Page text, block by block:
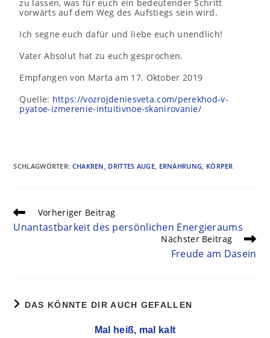
zu lassen, was für euch ein bedeutender Schritt
vorwärts auf dem Weg des Aufstiegs sein wird.
Ich segne euch dafür und liebe euch unendlich!
Vater Absolut hat zu euch gesprochen.
Empfangen von Marta am 17. Oktober 2019
Quelle: https://vozrojdeniesveta.com/perekhod-v-
pyatoe-izmerenie-intuitivnoe-skanirovanie/
SCHLAGWÖRTER: CHAKREN, DRITTES AUGE, ERNÄHRUNG, KÖRPER
Vorheriger Beitrag
Unantastbarkeit des persönlichen Energieraums
Nächster Beitrag
Freude am Dasein
DAS KÖNNTE DIR AUCH GEFALLEN
Mal heiß, mal kalt